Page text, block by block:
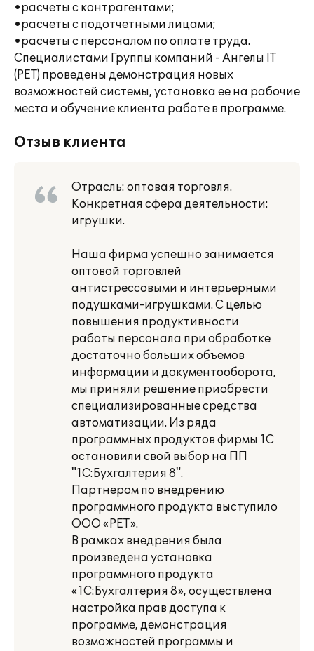
•расчеты с контрагентами;
•расчеты с подотчетными лицами;
•расчеты с персоналом по оплате труда.
Специалистами Группы компаний - Ангелы IT
(РЕТ) проведены демонстрация новых
возможностей системы, установка ее на рабочие
места и обучение клиента работе в программе.
Отзыв клиента
Отрасль: оптовая торговля.
Конкретная сфера деятельности:
игрушки.
Наша фирма успешно занимается
оптовой торговлей
антистрессовыми и интерьерными
подушками-игрушками. С целью
повышения продуктивности
работы персонала при обработке
достаточно больших объемов
информации и документооборота,
мы приняли решение приобрести
специализированные средства
автоматизации. Из ряда
программных продуктов фирмы 1С
остановили свой выбор на ПП
"1С:Бухгалтерия 8".
Партнером по внедрению
программного продукта выступило
ООО «РЕТ».
В рамках внедрения была
произведена установка
программного продукта
«1С:Бухгалтерия 8», осуществлена
настройка прав доступа к
программе, демонстрация
возможностей программы и